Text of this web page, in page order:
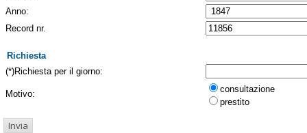
Anno:
Record nr.
Richiesta
(*)Richiesta per il giorno:
Motivo:
consultazione
prestito